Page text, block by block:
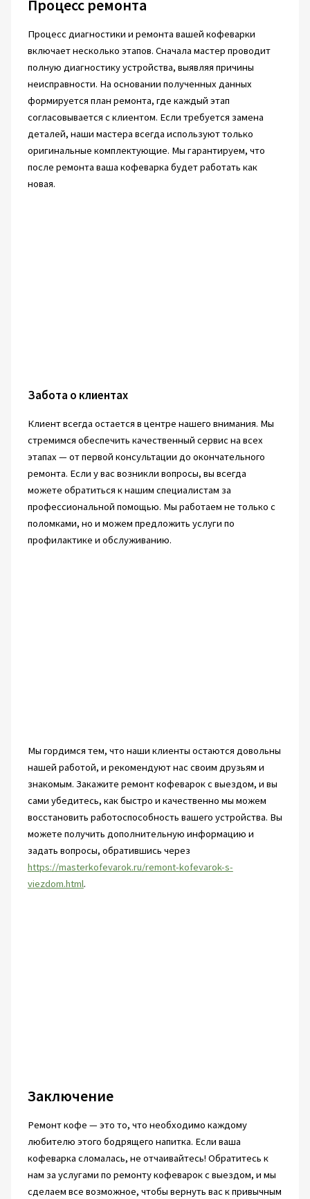
Процесс ремонта
Процесс диагностики и ремонта вашей кофеварки
включает несколько этапов. Сначала мастер проводит
полную диагностику устройства, выявляя причины
неисправности. На основании полученных данных
формируется план ремонта, где каждый этап
согласовывается с клиентом. Если требуется замена
деталей, наши мастера всегда используют только
оригинальные комплектующие. Мы гарантируем, что
после ремонта ваша кофеварка будет работать как
новая.
Забота о клиентах
Клиент всегда остается в центре нашего внимания. Мы
стремимся обеспечить качественный сервис на всех
этапах — от первой консультации до окончательного
ремонта. Если у вас возникли вопросы, вы всегда
можете обратиться к нашим специалистам за
профессиональной помощью. Мы работаем не только с
поломками, но и можем предложить услуги по
профилактике и обслуживанию.
Мы гордимся тем, что наши клиенты остаются довольны
нашей работой, и рекомендуют нас своим друзьям и
знакомым. Закажите ремонт кофеварок с выездом, и вы
сами убедитесь, как быстро и качественно мы можем
восстановить работоспособность вашего устройства. Вы
можете получить дополнительную информацию и
задать вопросы, обратившись через
https://masterkofevarok.ru/remont-kofevarok-s-
viezdom.html.
Заключение
Ремонт кофе — это то, что необходимо каждому
любителю этого бодрящего напитка. Если ваша
кофеварка сломалась, не отчаивайтесь! Обратитесь к
нам за услугами по ремонту кофеварок с выездом, и мы
сделаем все возможное, чтобы вернуть вас к привычным